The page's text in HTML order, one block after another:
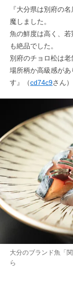
『大分県は別府の
魔しました。
魚の鮮度は高く、
も絶品でした。
別府のチョロ松は
場所柄か高級感が
す』（cd74c9さん）
大分のブランド魚「
ら